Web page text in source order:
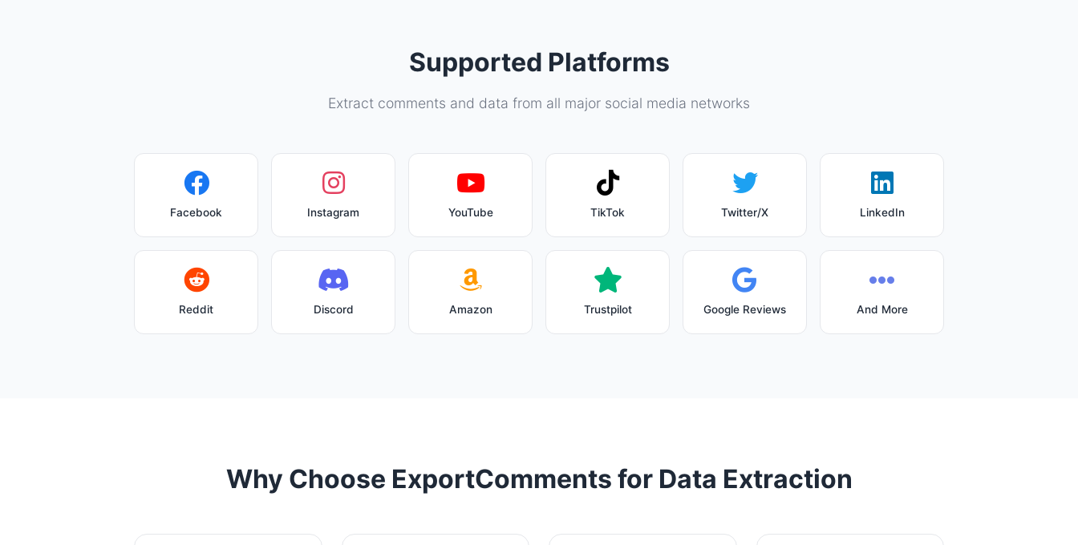
Supported Platforms
Extract comments and data from all major social media networks
Facebook Instagram YouTube TikTok Twitter/X LinkedIn
Reddit Discord Amazon Trustpilot Google Reviews And More
Why Choose ExportComments for Data Extraction